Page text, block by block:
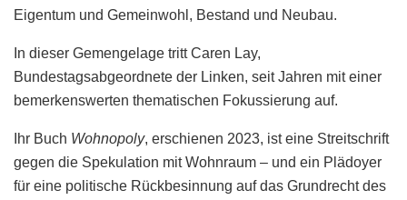
Eigentum und Gemeinwohl, Bestand und Neubau.
In dieser Gemengelage tritt Caren Lay,
Bundestagsabgeordnete der Linken, seit Jahren mit einer
bemerkenswerten thematischen Fokussierung auf.
Ihr Buch Wohnopoly, erschienen 2023, ist eine Streitschrift
gegen die Spekulation mit Wohnraum – und ein Plädoyer
für eine politische Rückbesinnung auf das Grundrecht des